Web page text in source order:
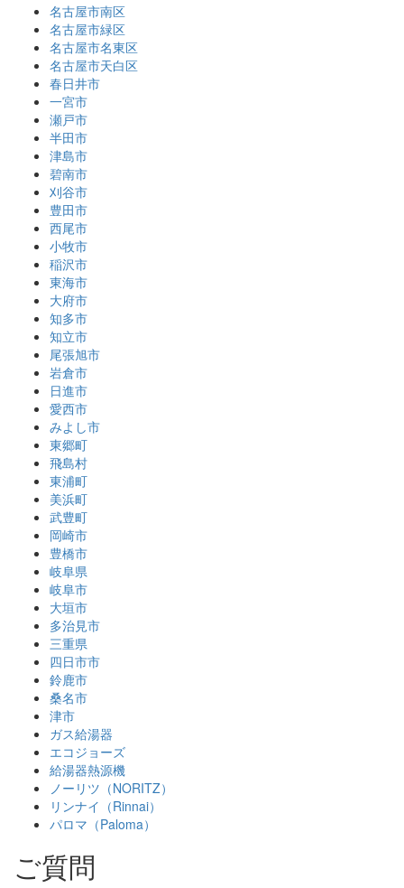
名古屋市南区
名古屋市緑区
名古屋市名東区
名古屋市天白区
春日井市
一宮市
瀬戸市
半田市
津島市
碧南市
刈谷市
豊田市
西尾市
小牧市
稲沢市
東海市
大府市
知多市
知立市
尾張旭市
岩倉市
日進市
愛西市
みよし市
東郷町
飛島村
東浦町
美浜町
武豊町
岡崎市
豊橋市
岐阜県
岐阜市
大垣市
多治見市
三重県
四日市市
鈴鹿市
桑名市
津市
ガス給湯器
エコジョーズ
給湯器熱源機
ノーリツ（NORITZ）
リンナイ（Rinnai）
パロマ（Paloma）
ご質問